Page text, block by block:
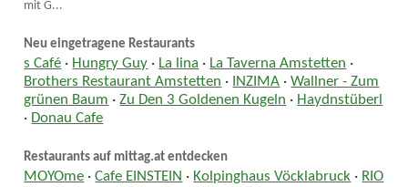
mit G...
Neu eingetragene Restaurants
s Café · Hungry Guy · La lina · La Taverna Amstetten ·
Brothers Restaurant Amstetten · INZIMA ·Wallner - Zum
grünen Baum ·Zu Den 3 Goldenen Kugeln · Haydnstüberl
· Donau Cafe
Restaurants auf mittag.at entdecken
MOYOme ·Cafe EINSTEIN · Kolpinghaus Vöcklabruck · RIO